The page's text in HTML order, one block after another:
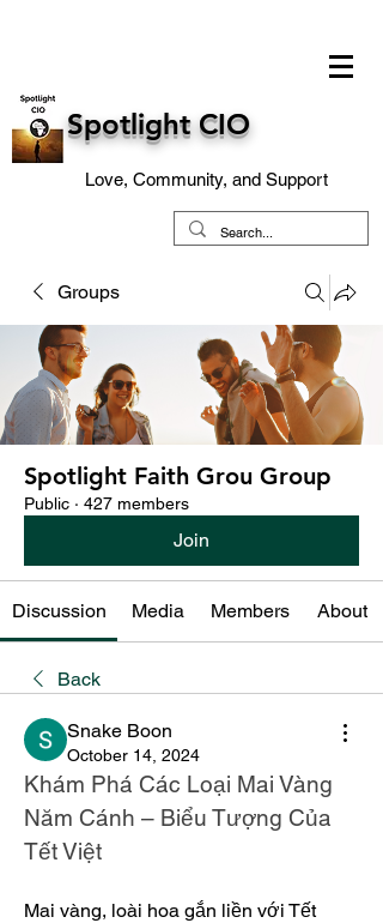
Spotlight CIO
Love, Community, and Support
Groups
Spotlight Faith Grou Group
Public · 427 members
Join
Discussion Media Members About
Back
Snake Boon
October 14, 2024
Khám Phá Các Loại Mai Vàng
Năm Cánh – Biểu Tượng Của
Tết Việt
Mai vàng, loài hoa gắn liền với Tết